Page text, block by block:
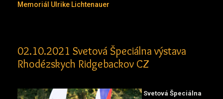
Memoriál Ulrike Lichtenauer
02.10.2021 Svetová Špeciálna výstava
Rhodézskych Ridgebackov CZ
Svetová Špeciálna